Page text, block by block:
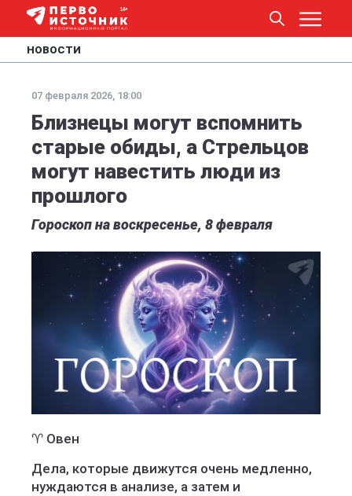
НОВОСТИ
07 февраля 2026, 18:00
Близнецы могут вспомнить
старые обиды, а Стрельцов
могут навестить люди из
прошлого
Гороскоп на воскресенье, 8 февраля
♈️ Овен
Дела, которые движутся очень медленно,
нуждаются в анализе, а затем и